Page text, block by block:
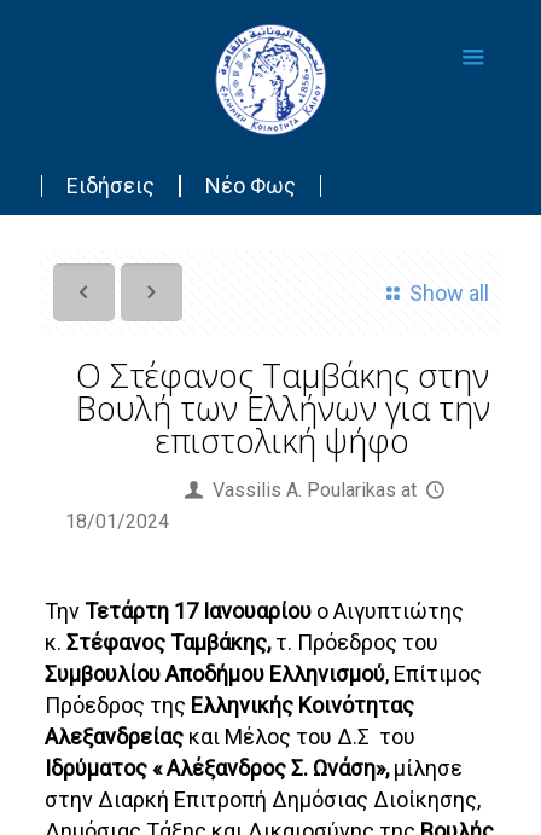
Ειδήσεις Νέο Φως
Show all
Ο Στέφανος Ταμβάκης στην
Βουλή των Ελλήνων για την
επιστολική ψήφο
Vassilis Α. Poularikas at
18/01/2024
ΤηνΤετάρτη 17 Ιανουαρίου ο Αιγυπτιώτης
κ.Στέφανος Ταμβάκης,τ. Πρόεδρος του
Συμβουλίου Αποδήμου Ελληνισμού, Επίτιμος
Πρόεδρος της Ελληνικής Κοινότητας
Αλεξανδρείας και Μέλος του Δ.Σ του
Ιδρύματος « Αλέξανδρος Σ. Ωνάση»,μίλησε
στην Διαρκή Επιτροπή Δημόσιας Διοίκησης,